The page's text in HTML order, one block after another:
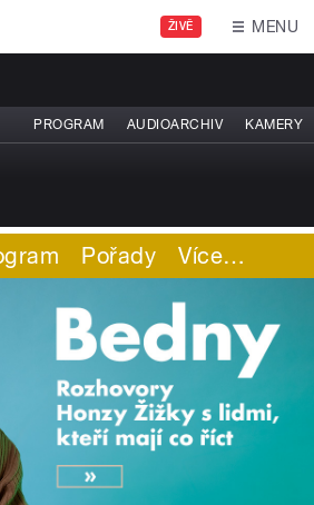
ŽIVĚ MENU
PROGRAM AUDIOARCHIV KAMERY
Pořady Více…